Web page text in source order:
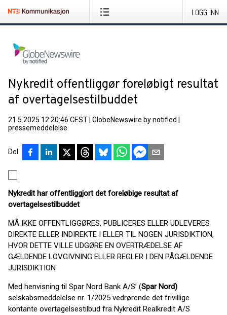
LOGG INN
Nykredit offentliggør foreløbigt resultat
af overtagelsestilbuddet
21.5.2025 12:20:46 CEST GlobeNewswire by notified
pressemeddelelse
Del
Nykredit har offentliggjort det foreløbige resultat af
overtagelsestilbuddet
MÅ IKKE OFFENTLIGGØRES, PUBLICERES ELLER UDLEVERES
DIREKTE ELLER INDIREKTE I ELLER TIL NOGEN JURISDIKTION,
HVOR DETTE VILLE UDGØRE EN OVERTRÆDELSE AF
GÆLDENDE LOVGIVNING ELLER REGLER I DEN PÅGÆLDENDE
JURISDIKTION
Med henvisning til Spar Nord Bank A/S’ (Spar Nord)
selskabsmeddelelse nr. 1/2025 vedrørende det frivillige
kontante overtagelsestilbud fra Nykredit Realkredit A/S